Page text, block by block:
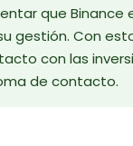
que
gestión. Con
con las
de contacto.